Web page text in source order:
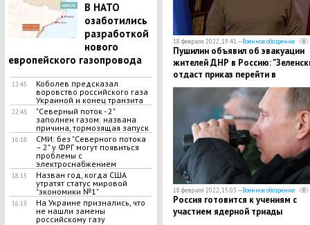
​В НАТО
озаботились
разработкой
нового
европейского газопровода
12:45
Коболев предсказал
воровство российского газа
Украиной и конец транзита
22:43
"Северный поток - 2"
заполнен газом: названа
причина, тормозящая запуск
16:18
СМИ: без "Северного потока
– 2" у ФРГ могут появиться
проблемы с
электроснабжением
18:15
Назван год, когда США
утратят статус мировой
"экономики №1"
16:13
На Украине признались, что
не нашли замены
российскому газу
18 февраля 2022, 19:41 —Военное обозрение
Пушилин объявил об эвакуации
жителей ДНР в Россию:
отдаст приказ перейти в
наступление"
18 февраля 2022, 15:03 —Военное обозрение
Россия готовится к учениям с
участием ядерной триады